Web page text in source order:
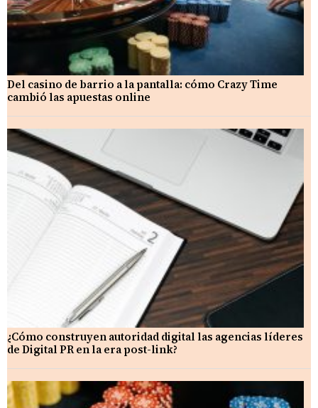
Del casino de barrio a la pantalla: cómo Crazy Time
cambió las apuestas online
¿Cómo construyen autoridad digital las agencias líderes
de Digital PR en la era post-link?